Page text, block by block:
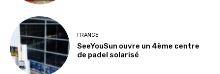
FRANCE
SeeYouSun ouvre un 4ème centre
de padel solarisé